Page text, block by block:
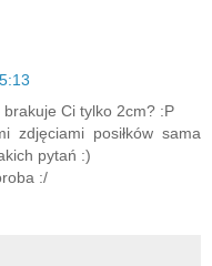
Ci tylko 2cm? :P
posiłków sama
pytań :)
:/